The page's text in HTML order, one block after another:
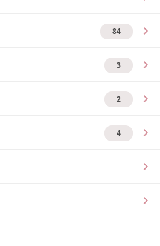
84
3
2
4